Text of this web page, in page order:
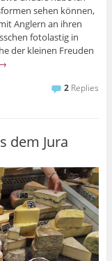
sehen können,
Anglern an ihren
fotolastig in
der kleinen Freuden
2 Replies
dem Jura